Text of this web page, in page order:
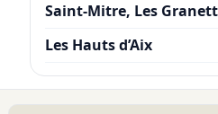
Saint-Mitre, Les
Les Hauts d’Aix